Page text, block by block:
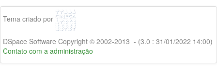
Tema criado por
DSpace Software Copyright © 2002-2013 - (3.0 : 31/01/2022 14:00)
Contato com a administração